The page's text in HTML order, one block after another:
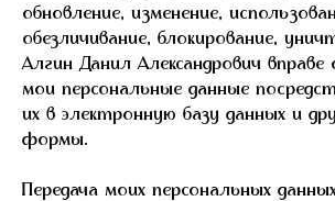
обновление, изменение,
обезличивание, блокирование,
Алгин Данил Александрович
мои персональные данные
их в электронную базу данных и
формы.
Передача моих персональных